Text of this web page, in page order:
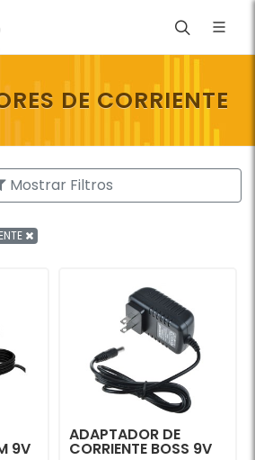
DE CORRIENTE
Mostrar Filtros
9V
ADAPTADOR DE
CORRIENTE BOSS 9V